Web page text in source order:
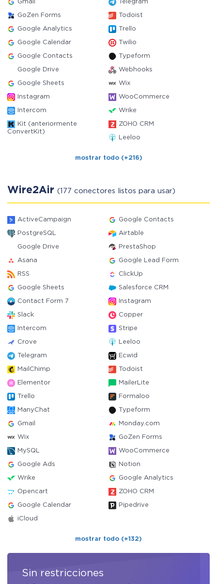
Gmail Telegram
GoZen Forms Todoist
Google Analytics Trello
Google Calendar Twilio
Google Contacts Typeform
Google Drive Webhooks
Google Sheets Wix
Instagram WooCommerce
Intercom Wrike
Kit (anteriormente
ConvertKit)
ZOHO CRM
Leeloo
mostrar todo (+216)
Wire2Air (177 conectores listos para usar)
ActiveCampaign Google Contacts
PostgreSQL Airtable
Google Drive PrestaShop
Asana Google Lead Form
RSS ClickUp
Google Sheets Salesforce CRM
Contact Form 7 Instagram
Slack Copper
Intercom Stripe
Crove Leeloo
Telegram Ecwid
MailChimp Todoist
Elementor MailerLite
Trello Formaloo
ManyChat Typeform
Gmail Monday.com
Wix GoZen Forms
MySQL WooCommerce
Google Ads Notion
Wrike Google Analytics
Opencart ZOHO CRM
Google Calendar Pipedrive
iCloud
mostrar todo (+132)
Sin restricciones